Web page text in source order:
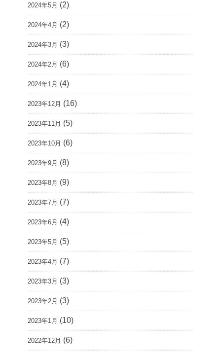
2024年5月 (2)
2024年4月 (2)
2024年3月 (3)
2024年2月 (6)
2024年1月 (4)
2023年12月 (16)
2023年11月 (5)
2023年10月 (6)
2023年9月 (8)
2023年8月 (9)
2023年7月 (7)
2023年6月 (4)
2023年5月 (5)
2023年4月 (7)
2023年3月 (3)
2023年2月 (3)
2023年1月 (10)
2022年12月 (6)